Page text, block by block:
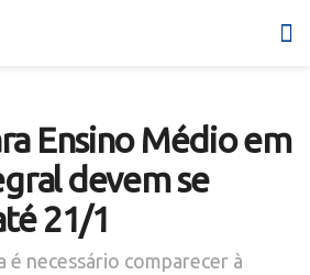
Ensino Médio em
devem se
21/1
é necessário comparecer à